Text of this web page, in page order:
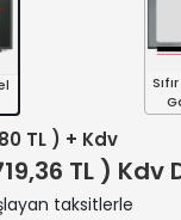
TL ) + Kdv
TL ) Kdv
taksitlerle